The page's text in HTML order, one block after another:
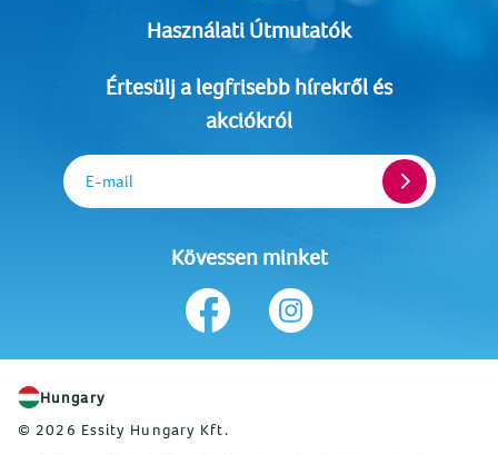
Használati Útmutatók
Értesülj a legfrisebb hírekről és
akciókról
E-mail
Kövessen minket
Hungary
© 2026 Essity Hungary Kft.